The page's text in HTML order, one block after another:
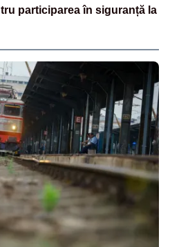
participarea în siguranță la